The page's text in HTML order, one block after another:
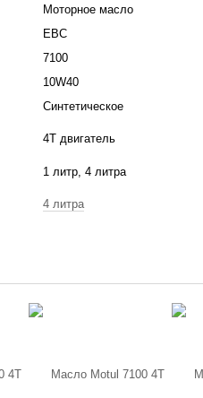
Моторное масло
EBC
7100
10W40
Синтетическое
4Т двигатель
1 литр, 4 литра
4 литра